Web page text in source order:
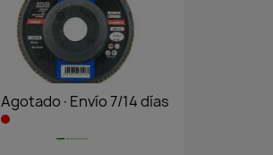
Agotado·Envío 7/14 días